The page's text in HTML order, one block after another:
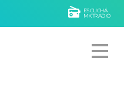
ESCUCHÁ
MKTRADIO